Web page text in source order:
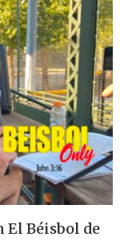
El Béisbol de